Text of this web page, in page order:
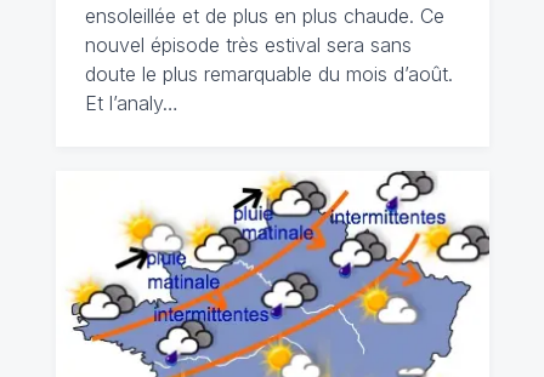
ensoleillée et de plus en plus chaude. Ce
nouvel épisode très estival sera sans
doute le plus remarquable du mois d’août.
Et l’analy…